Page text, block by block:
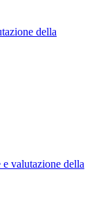
della
valutazione della